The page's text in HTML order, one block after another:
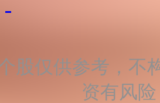
股仅供参考，不
资有风